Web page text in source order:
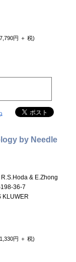
円 ＋ 税)
by Needle
R.S.Hoda & E.Zhong
36-7
KLUWER
円 ＋ 税)